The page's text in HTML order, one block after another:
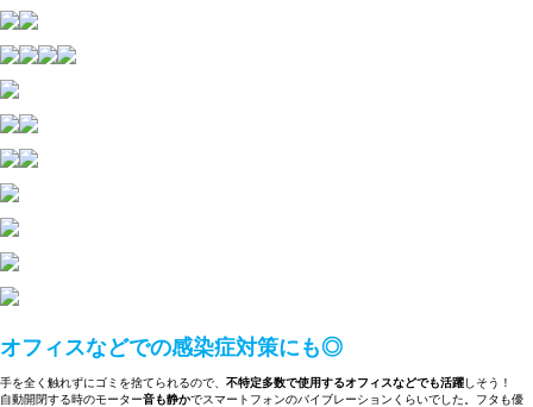
オフィスなどでの感染症対策にも◎
手を全く触れずにゴミを捨てられるので、 不特定多数で使用するオフィスなどでも活躍しそう！
自動開閉する時のモーター音も静かでスマートフォンのバイブレーションくらいでした。フタも優